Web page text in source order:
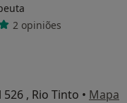
2 opiniões
, Rio Tinto • Mapa